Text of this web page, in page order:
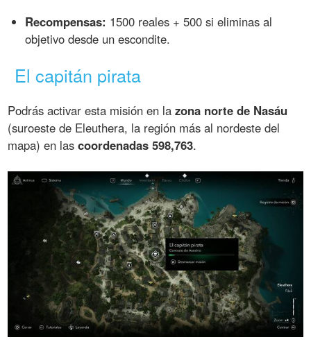
Recompensas: 1500 reales + 500 si eliminas al
objetivo desde un escondite.
El capitán pirata
Podrás activar esta misión en lazona norte de Nasáu
(suroeste de Eleuthera, la región más al nordeste del
mapa) en lascoordenadas 598,763.